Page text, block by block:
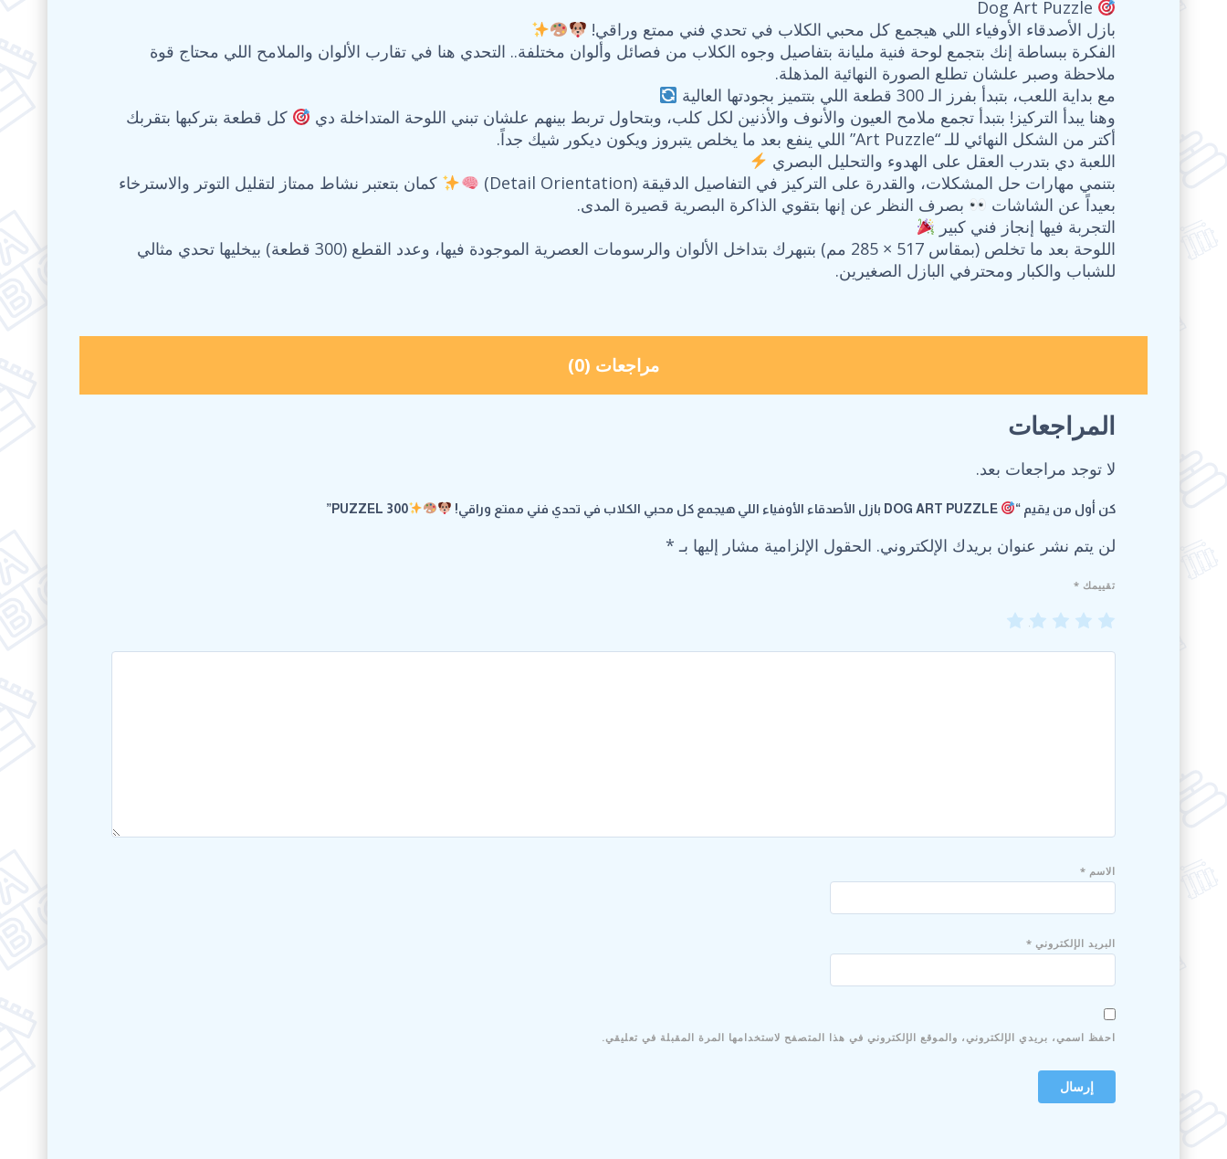
بازل الأصدقاء الأوفياء اللي هيجمع كل محبي الكلاب في تحدي فني ممتع وراقي!
الفكرة ببساطة إنك بتجمع لوحة فنية مليانة بتفاصيل وجوه الكلاب من فصائل وألوان مختلفة.. التحدي هنا في تقارب الألوان والملامح اللي محتاج قوة
ملاحظة وصبر علشان تطلع الصورة النهائية المذهلة.
مع بداية اللعب، بتبدأ بفرز الـ 300 قطعة اللي بتتميز بجودتها العالية
وهنا يبدأ التركيز! بتبدأ تجمع ملامح العيون والأنوف والأذنين لكل كلب، وبتحاول تربط بينهم علشان تبني اللوحة المتداخلة دي
كل قطعة بتركبها بتقربك
أكتر من الشكل النهائي للـ “Art Puzzle” اللي ينفع بعد ما يخلص يتبروز ويكون ديكور شيك جداً.
اللعبة دي بتدرب العقل على الهدوء والتحليل البصري
بتنمي مهارات حل المشكلات، والقدرة على التركيز في التفاصيل الدقيقة (Detail Orientation)
كمان بتعتبر نشاط ممتاز لتقليل التوتر والاسترخاء
بعيداً عن الشاشات
بصرف النظر عن إنها بتقوي الذاكرة البصرية قصيرة المدى.
التجربة فيها إنجاز فني كبير
اللوحة بعد ما تخلص (بمقاس 517 × 285 مم) بتبهرك بتداخل الألوان والرسومات العصرية الموجودة فيها، وعدد القطع (300 قطعة) بيخليها تحدي مثالي
للشباب والكبار ومحترفي البازل الصغيرين.
مراجعات (0)
المراجعات
لا توجد مراجعات بعد.
كن أول من يقيم “ PUZZEL 300”
لن يتم نشر عنوان بريدك الإلكتروني. الحقول الإلزامية مشار إليها بـ *
تقييمك *
1
2
3
4
الاسم *
البريد الإلكتروني *
احفظ اسمي، بريدي الإلكتروني، والموقع الإلكتروني في هذا المتصفح لاستخدامها المرة المقبلة في تعليقي.